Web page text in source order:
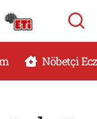
Nöbetçi